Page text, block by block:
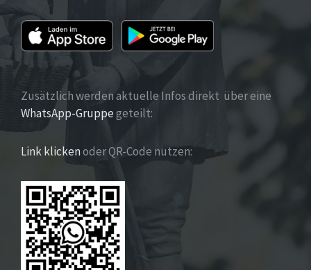
Zusätzlich werden aktuelle Infos direkt über eine
WhatsApp-Gruppegeteilt:
Link klickenoder QR-Code nutzen: